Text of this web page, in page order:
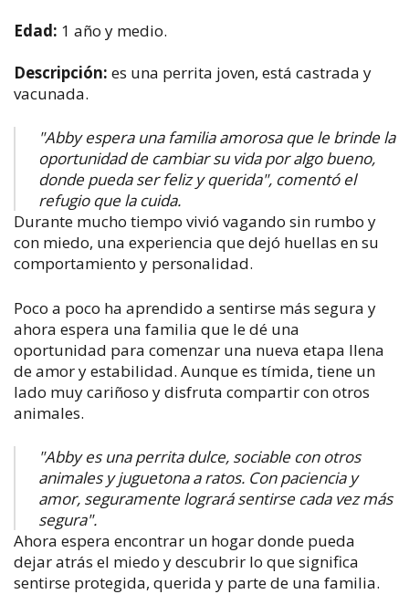
Edad: 1 año y medio.
Descripción: es una perrita joven, está castrada y
vacunada.
"Abby espera una familia amorosa que le brinde la
oportunidad de cambiar su vida por algo bueno,
donde pueda ser feliz y querida", comentó el
refugio que la cuida.
Durante mucho tiempo vivió vagando sin rumbo y
con miedo, una experiencia que dejó huellas en su
comportamiento y personalidad.
Poco a poco ha aprendido a sentirse más segura y
ahora espera una familia que le dé una
oportunidad para comenzar una nueva etapa llena
de amor y estabilidad. Aunque es tímida, tiene un
lado muy cariñoso y disfruta compartir con otros
animales.
"Abby es una perrita dulce, sociable con otros
animales y juguetona a ratos. Con paciencia y
amor, seguramente logrará sentirse cada vez más
segura".
Ahora espera encontrar un hogar donde pueda
dejar atrás el miedo y descubrir lo que significa
sentirse protegida, querida y parte de una familia.